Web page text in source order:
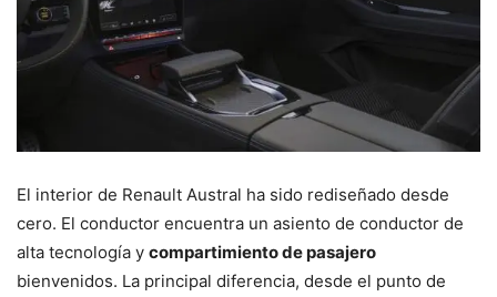
El interior de Renault Austral ha sido rediseñado desde
cero. El conductor encuentra un asiento de conductor de
alta tecnología y compartimiento de pasajero
bienvenidos. La principal diferencia, desde el punto de